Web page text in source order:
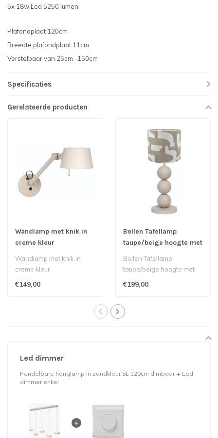
5x 18w Led 5250 lumen.
Plafondplaat 120cm
Breedte plafondplaat 11cm
Verstelbaar van 25cm -150cm
Specificaties
Gerelateerde producten
Wandlamp met knik in
creme kleur
Wandlamp met knik in
creme kleur
€149,00
Bollen Tafellamp
taupe/beige hoogte met
Bollen Tafellamp
taupe/beige hoogte met
kap 55cm
€199,00
Led dimmer
Pendelbare hanglamp in zandkleur 5L 120cm dimbaar
Led
dimmer enkel